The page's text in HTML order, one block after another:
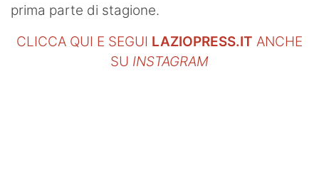
prima parte di stagione.
CLICCA QUI E SEGUI LAZIOPRESS.IT ANCHE
SU INSTAGRAM